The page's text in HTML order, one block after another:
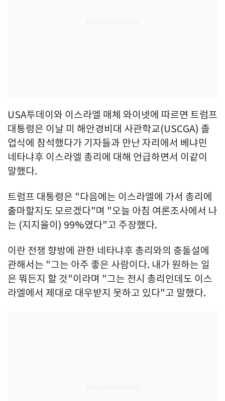
USA투데이와 이스라엘 매체 와이넷에 따르면 트럼프
대통령은 이날 미 해안경비대 사관학교(USCGA) 졸
업식에 참석했다가 기자들과 만난 자리에서 베냐민
네타냐후 이스라엘 총리에 대해 언급하면서 이같이
말했다.
트럼프 대통령은 "다음에는 이스라엘에 가서 총리에
출마할지도 모르겠다"며 "오늘 아침 여론조사에서 나
는 (지지율이) 99%였다"고 주장했다.
이란 전쟁 향방에 관한 네타냐후 총리와의 충돌설에
관해서는 "그는 아주 좋은 사람이다. 내가 원하는 일
은 뭐든지 할 것"이라며 "그는 전시 총리인데도 이스
라엘에서 제대로 대우받지 못하고 있다"고 말했다.